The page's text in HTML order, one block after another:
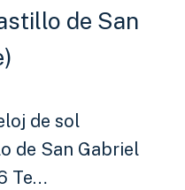
de San
de sol
de San Gabriel
Te…